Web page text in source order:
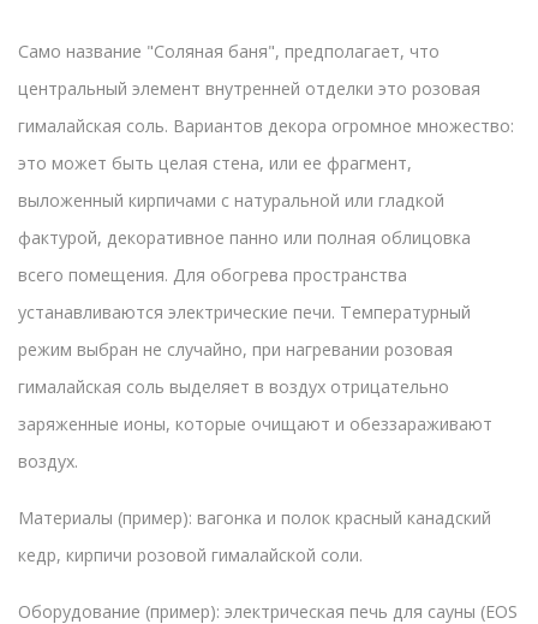
Само название "Соляная баня", предполагает, что
центральный элемент внутренней отделки это розовая
гималайская соль. Вариантов декора огромное множество:
это может быть целая стена, или ее фрагмент,
выложенный кирпичами с натуральной или гладкой
фактурой, декоративное панно или полная облицовка
всего помещения. Для обогрева пространства
устанавливаются электрические печи. Температурный
режим выбран не случайно, при нагревании розовая
гималайская соль выделяет в воздух отрицательно
заряженные ионы, которые очищают и обеззараживают
воздух.
Материалы (пример): вагонка и полок красный канадский
кедр, кирпичи розовой гималайской соли.
Оборудование (пример): электрическая печь для сауны (EOS